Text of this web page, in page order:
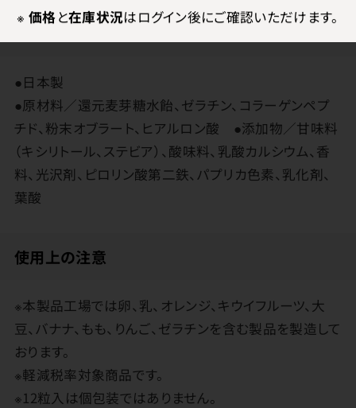
※ 価格と在庫状況はログイン後にご確認いただけます。
●日本製
●原材料／還元麦芽糖水飴、ゼラチン、コラーゲンペプ
チド、粉末オブラート、ヒアルロン酸 ●添加物／甘味料
（キシリトール、ステビア）、酸味料、乳酸カルシウム、香
料、光沢剤、ピロリン酸第二鉄、パプリカ色素、乳化剤、
葉酸
使用上の注意
※本製品工場では卵、乳、オレンジ、キウイフルーツ、大
豆、バナナ、もも、りんご、ゼラチンを含む製品を製造して
おります。
※軽減税率対象商品です。
※12粒入は個包装ではありません。